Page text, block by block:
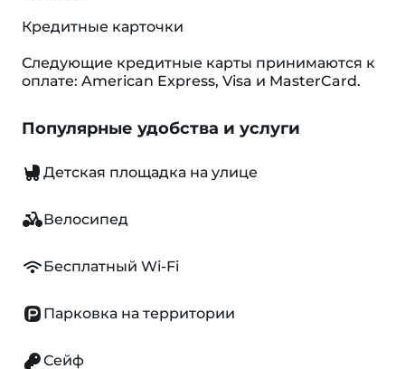
Кредитные карточки
Следующие кредитные карты принимаются к
оплате: American Express, Visa и MasterCard.
Популярные удобства и услуги
Детская площадка на улице
Велосипед
Бесплатный Wi-Fi
Парковка на территории
Сейф